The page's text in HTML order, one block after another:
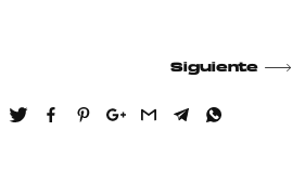
Siguiente